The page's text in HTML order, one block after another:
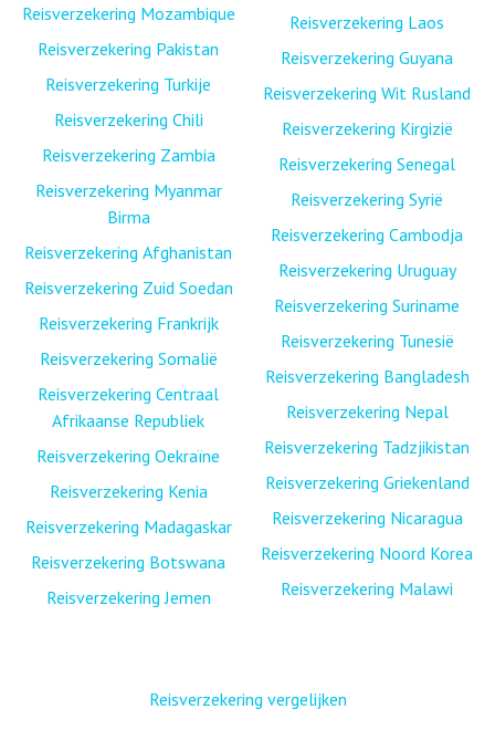
Reisverzekering Mozambique
Reisverzekering Pakistan
Reisverzekering Turkije
Reisverzekering Chili
Reisverzekering Zambia
Reisverzekering Myanmar
Birma
Reisverzekering Afghanistan
Reisverzekering Zuid Soedan
Reisverzekering Frankrijk
Reisverzekering Somalië
Reisverzekering Centraal
Afrikaanse Republiek
Reisverzekering Oekraïne
Reisverzekering Kenia
Reisverzekering Madagaskar
Reisverzekering Botswana
Reisverzekering Jemen
Reisverzekering Laos
Reisverzekering Guyana
Reisverzekering Wit Rusland
Reisverzekering Kirgizië
Reisverzekering Senegal
Reisverzekering Syrië
Reisverzekering Cambodja
Reisverzekering Uruguay
Reisverzekering Suriname
Reisverzekering Tunesië
Reisverzekering Bangladesh
Reisverzekering Nepal
Reisverzekering Tadzjikistan
Reisverzekering Griekenland
Reisverzekering Nicaragua
Reisverzekering Noord Korea
Reisverzekering Malawi
Reisverzekering vergelijken